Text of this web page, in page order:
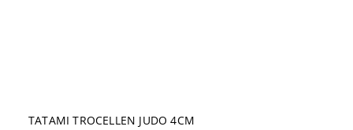
TATAMI TROCELLEN JUDO 4CM